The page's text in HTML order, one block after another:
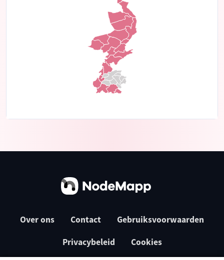
Over ons Contact Gebruiksvoorwaarden
Privacybeleid Cookies